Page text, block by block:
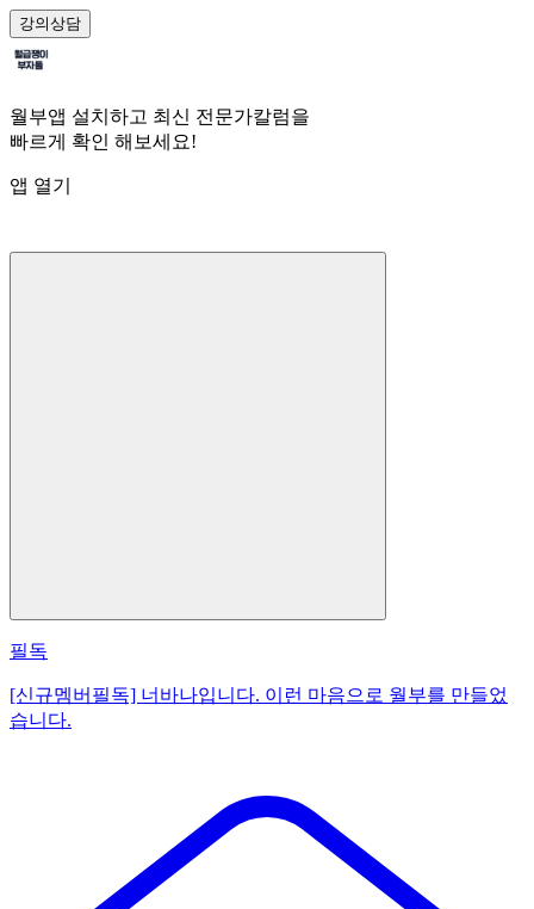
강의상담
월부앱 설치하고 최신 전문가칼럼을
빠르게 확인 해보세요!
앱 열기
필독
[신규멤버필독] 너바나입니다. 이런 마음으로 월부를 만들었
습니다.